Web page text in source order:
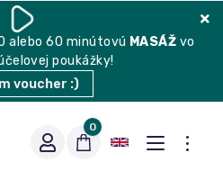
alebo 60 minútovú MASÁŽ vo
poukážky!
voucher :)
0